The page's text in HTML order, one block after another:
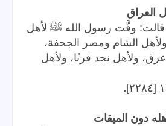
وقَّت رسول الله ﷺ لأهل
ولأهل الشام ومصر الجحفة،
ولأهل نجد قرنًا، ولأهل
.